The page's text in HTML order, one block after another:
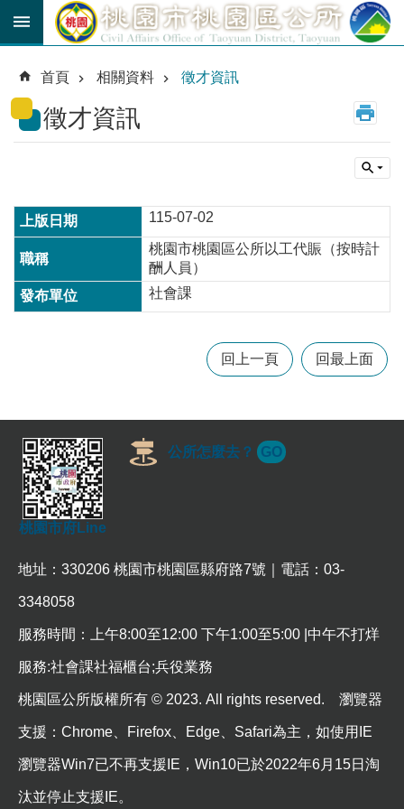
跳到主要內容區塊
育
貼
公
市
民
卡
本
區
介
紹
息
告
生
便
民
訊
機
關
通
首頁 相關資料 徵才資訊
徵才資訊
115-07-02
桃園市桃園區公所以工代賑（按時計
酬人員）
社會課
回上一頁 回最上面
桃園市府Line
公所怎麼去？ GO
地址：330206 桃園市桃園區縣府路7號｜電話：03-
3348058
服務時間：上午8:00至12:00 下午1:00至5:00 |中午不打烊
服務:社會課社福櫃台;兵役業務
桃園區公所版權所有 © 2023. All rights reserved. 瀏覽器
支援：Chrome、Firefox、Edge、Safari為主，如使用IE
瀏覽器Win7已不再支援IE，Win10已於2022年6月15日淘
汰並停止支援IE。